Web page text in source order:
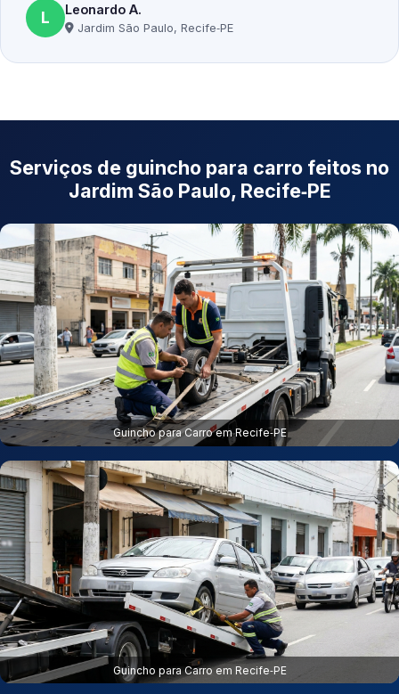
L Leonardo A.
Jardim São Paulo, Recife‑PE
Serviços de guincho para carro feitos no
Jardim São Paulo, Recife‑PE
Guincho para Carro em Recife‑PE
Guincho para Carro em Recife‑PE